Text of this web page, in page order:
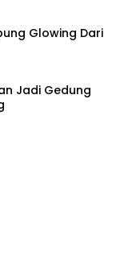
Glowing Dari
Jadi Gedung